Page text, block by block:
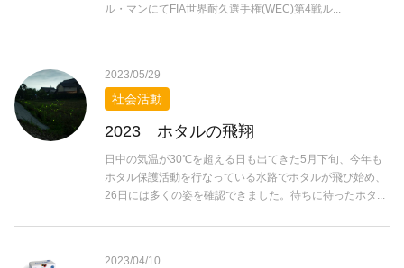
ル・マンにてFIA世界耐久選手権(WEC)第4戦ル...
2023/05/29
社会活動
2023 ホタルの飛翔
日中の気温が30℃を超える日も出てきた5月下旬、今年も
ホタル保護活動を行なっている水路でホタルが飛び始め、
26日には多くの姿を確認できました。待ちに待ったホタ...
2023/04/10